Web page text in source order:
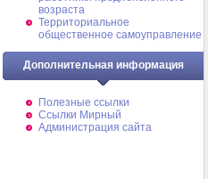
возраста
Территориальное
общественное самоуправление
Дополнительная информация
Полезные ссылки
Ссылки Мирный
Администрация сайта